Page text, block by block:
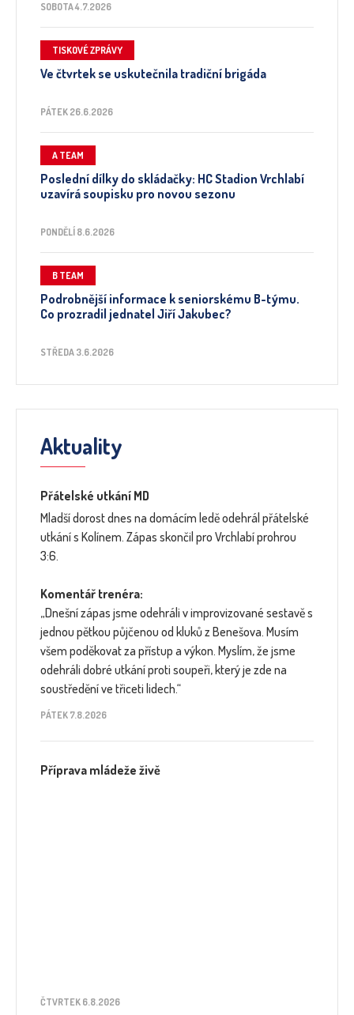
SOBOTA 4.7.2026
TISKOVÉ ZPRÁVY
Ve čtvrtek se uskutečnila tradiční brigáda
PÁTEK 26.6.2026
A TEAM
Poslední dílky do skládačky: HC Stadion Vrchlabí
uzavírá soupisku pro novou sezonu
PONDĚLÍ 8.6.2026
B TEAM
Podrobnější informace k seniorskému B-týmu.
Co prozradil jednatel Jiří Jakubec?
STŘEDA 3.6.2026
Aktuality
Přátelské utkání MD
Mladší dorost dnes na domácím ledě odehrál přátelské
utkání s Kolínem. Zápas skončil pro Vrchlabí prohrou
3:6.
Komentář trenéra:
„Dnešní zápas jsme odehráli v improvizované sestavě s
jednou pětkou půjčenou od kluků z Benešova. Musím
všem poděkovat za přístup a výkon. Myslím, že jsme
odehráli dobré utkání proti soupeři, který je zde na
soustředění ve třiceti lidech.“
PÁTEK 7.8.2026
Příprava mládeže živě
ČTVRTEK 6.8.2026